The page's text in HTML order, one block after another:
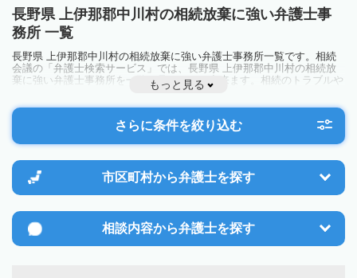
長野県 上伊那郡中川村の相続放棄に強い弁護士事
務所 一覧
長野県 上伊那郡中川村の相続放棄に強い弁護士事務所一覧です。相続
会議の「弁護士検索サービス」では、長野県 上伊那郡中川村の相続放
棄に強い弁護士事務所を一覧で見ることが出来ます。相続のトラブルや
お悩みを抱えている方は一度近隣の弁護士に相談してみましょう。
もっと見る
さらに条件を絞り込む
市区町村から弁護士を探す
相談内容から弁護士を探す